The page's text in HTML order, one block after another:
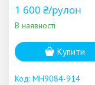
1 600 ₴/рулон
В наявності
Купити
MH9084-914